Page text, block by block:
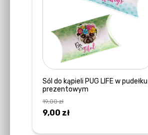
Sól do kąpieli PUG LIFE w pudełku
prezentowym
19,00zł
Pierwotna
9,00 złAktualna